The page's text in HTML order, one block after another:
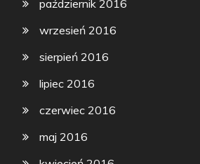
październik 2016
wrzesień 2016
sierpień 2016
lipiec 2016
czerwiec 2016
maj 2016